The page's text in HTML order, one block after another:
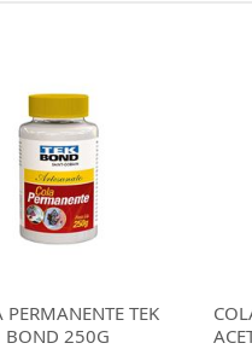
ADESIVA SILICONE
256G COZINHA